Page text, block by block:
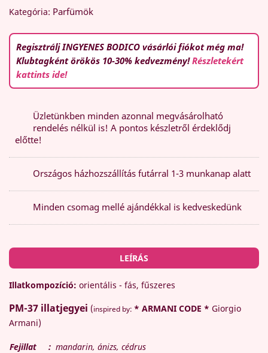
Kategória: Parfümök
Regisztrálj INGYENES BODICO vásárlói fiókot még ma!
Klubtagként örökös 10-30% kedvezmény!Részletekért
kattints ide!
Üzletünkben minden azonnal megvásárolható
rendelés nélkül is! A pontos készletről érdeklődj
előtte!
Országos házhozszállítás futárral 1-3 munkanap alatt
Minden csomag mellé ajándékkal is kedveskedünk
LEÍRÁS
Illatkompozíció: orientális - fás, fűszeres
PM-37 illatjegyei (inspired by: * ARMANI CODE * Giorgio
Armani)
Fejillat : mandarin, ánizs, cédrus